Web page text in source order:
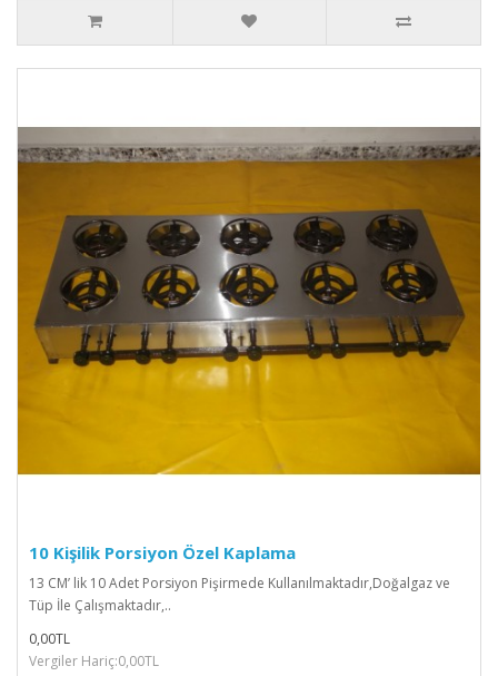
10 Kişilik Porsiyon Özel Kaplama
13 CM’ lik 10 Adet Porsiyon Pişirmede Kullanılmaktadır,Doğalgaz ve
Tüp İle Çalışmaktadır,..
0,00TL
Vergiler Hariç:0,00TL